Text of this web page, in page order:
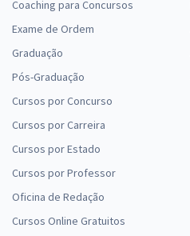
Coaching para Concursos
Exame de Ordem
Graduação
Pós-Graduação
Cursos por Concurso
Cursos por Carreira
Cursos por Estado
Cursos por Professor
Oficina de Redação
Cursos Online Gratuitos